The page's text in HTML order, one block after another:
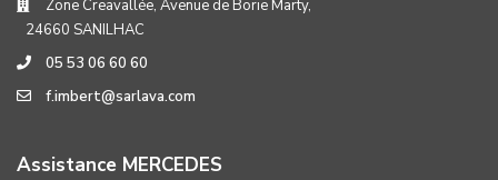
Zone Creavallée, Avenue de Borie Marty,
24660 SANILHAC
05 53 06 60 60
f.imbert@sarlava.com
Assistance MERCEDES